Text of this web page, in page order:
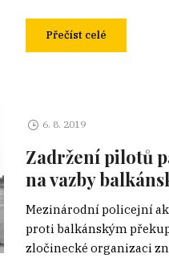
Přečíst celé
6. 8. 2019
Zadržení pilotů
na vazby
Mezinárodní policejní
proti balkánským
zločinecké organizaci